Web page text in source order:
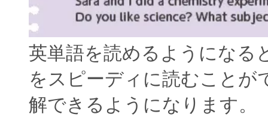
英単語を読めるようになる
をスピーディに読むことが
解できるようになります。